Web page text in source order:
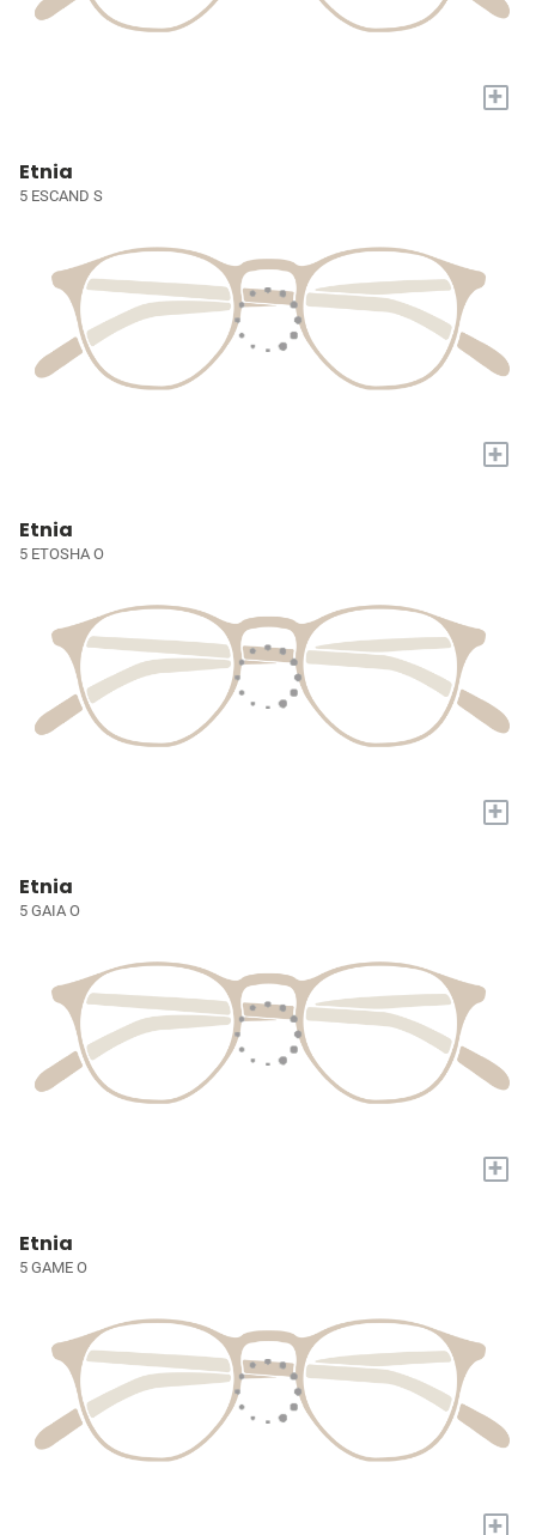
+
Etnia
5 ESCAND S
+
Etnia
5 ETOSHA O
+
Etnia
5 GAIA O
+
Etnia
5 GAME O
+